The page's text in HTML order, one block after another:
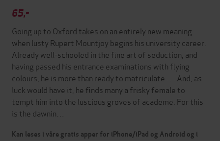
65,-
Going up to Oxford takes on an entirely new meaning
when lusty Rupert Mountjoy begins his university career.
Already well-schooled in the fine art of seduction, and
having passed his entrance examinations with flying
colours, he is more than ready to matriculate . . . And, as
luck would have it, he finds many a frisky female to
tempt him into the luscious groves of academe. For this
is the dawnin…
Kan leses i våre gratis apper for iPhone/iPad og Android og i